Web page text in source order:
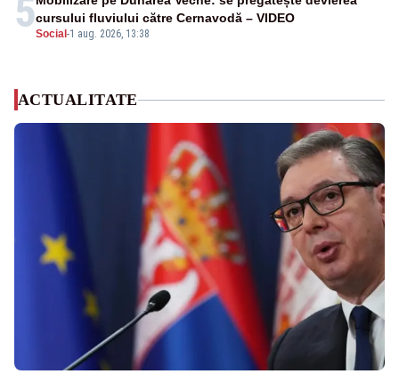
5Social -1 aug. 2026, 13:38
cursului fluviului către Cernavodă – VIDEO
ACTUALITATE